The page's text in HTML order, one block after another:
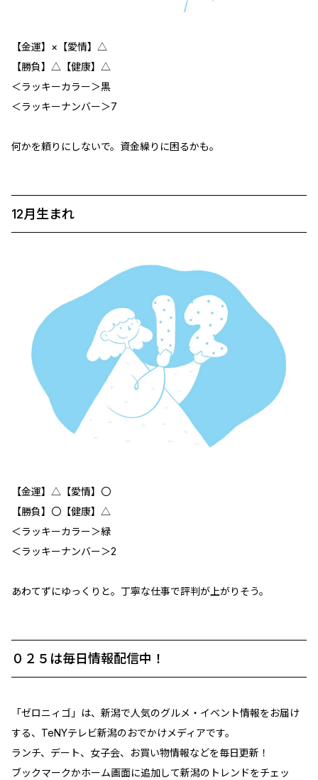
【金運】×【愛情】△
【勝負】△【健康】△
＜ラッキーカラー＞黒
＜ラッキーナンバー＞7
何かを頼りにしないで。資金繰りに困るかも。
12月生まれ
【金運】△【愛情】〇
【勝負】〇【健康】△
＜ラッキーカラー＞緑
＜ラッキーナンバー＞2
あわてずにゆっくりと。丁寧な仕事で評判が上がりそう。
０２５は毎日情報配信中！
「ゼロニィゴ」は、新潟で人気のグルメ・イベント情報をお届け
する、TeNYテレビ新潟のおでかけメディアです。
ランチ、デート、女子会、お買い物情報などを毎日更新！
ブックマークかホーム画面に追加して新潟のトレンドをチェッ